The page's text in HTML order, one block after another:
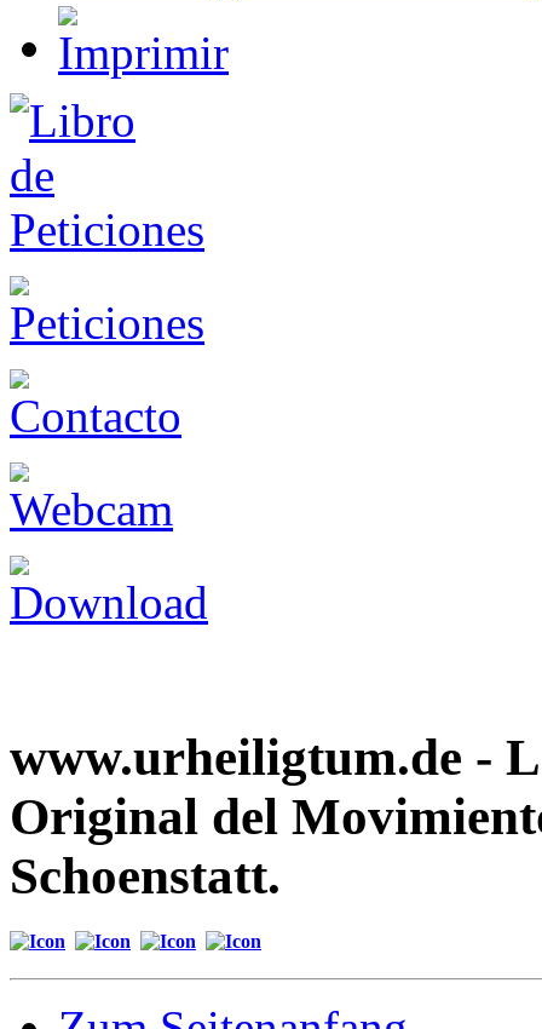
www.urheiligtum.de -
Original del
Schoenstatt.